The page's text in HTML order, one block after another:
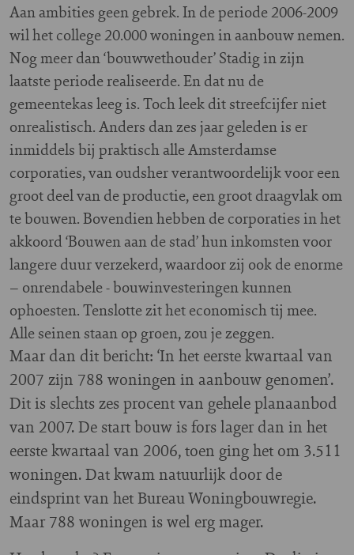
Aan ambities geen gebrek. In de periode 2006-2009
wil het college 20.000 woningen in aanbouw nemen.
Nog meer dan ‘bouwwethouder’ Stadig in zijn
laatste periode realiseerde. En dat nu de
gemeentekas leeg is. Toch leek dit streefcijfer niet
onrealistisch. Anders dan zes jaar geleden is er
inmiddels bij praktisch alle Amsterdamse
corporaties, van oudsher verantwoordelijk voor een
groot deel van de productie, een groot draagvlak om
te bouwen. Bovendien hebben de corporaties in het
akkoord ‘Bouwen aan de stad’ hun inkomsten voor
langere duur verzekerd, waardoor zij ook de enorme
– onrendabele - bouwinvesteringen kunnen
ophoesten. Tenslotte zit het economisch tij mee.
Alle seinen staan op groen, zou je zeggen.
Maar dan dit bericht: ‘In het eerste kwartaal van
2007 zijn 788 woningen in aanbouw genomen’.
Dit is slechts zes procent van gehele planaanbod
van 2007. De start bouw is fors lager dan in het
eerste kwartaal van 2006, toen ging het om 3.511
woningen. Dat kwam natuurlijk door de
eindsprint van het Bureau Woningbouwregie.
Maar 788 woningen is wel erg mager.